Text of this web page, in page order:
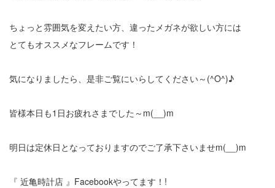
ちょっと雰囲気を変えたい方、違ったメガネが欲しい方には
とてもオススメなフレームです！
気になりましたら、是非ご覧にいらしてください～(^O^)♪
皆様本日も1日お疲れさまでした～m(__)m
明日は定休日となっておりますのでご了承下さいませm(__)m
『 近亀時計店 』Facebookやってます！!